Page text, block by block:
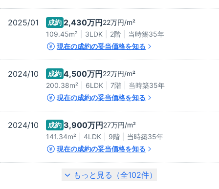
2025/01 成約 2,430万円22万円/m²
109.45m²
3LDK 2階 当時築35年
現在の成約の妥当価格を知る
2024/10 成約 4,500万円22万円/m²
200.38m²
6LDK 7階 当時築35年
現在の成約の妥当価格を知る
2024/10 成約 3,900万円27万円/m²
141.34m²
4LDK 9階 当時築35年
現在の成約の妥当価格を知る
もっと見る（全102件）